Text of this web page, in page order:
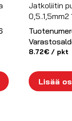
Jatkoliitin
0,5..1,5mm2
8.72€/ pkt
Lisää